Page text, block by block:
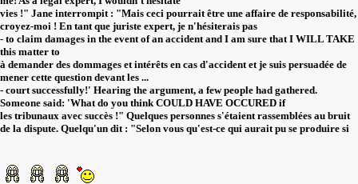
vies !" Jane interrompit : "Mais ceci pourrait être une affaire de responsabilité,
croyez-moi ! En tant que juriste expert, je n'hésiterais pas
- to claim damages in the event of an accident and I am sure that I WILL TAKE
this matter to
à demander des dommages et intérêts en cas d'accident et je suis persuadée de
mener cette question devant les ...
- court successfully!' Hearing the argument, a few people had gathered.
Someone said: 'What do you think COULD HAVE OCCURED if
les tribunaux avec succès !" Quelques personnes s'étaient rassemblées au bruit
de la dispute. Quelqu'un dit : "Selon vous qu'est-ce qui aurait pu se produire si